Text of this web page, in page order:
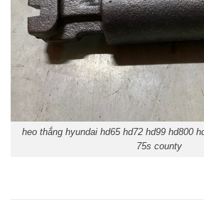
heo thắng hyundai hd65 hd72 hd99 hd800
75s county